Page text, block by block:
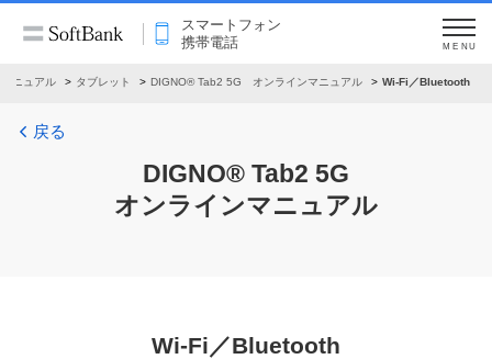
スマートフォン
携帯電話
MENU
ニュアル タブレット DIGNO® Tab2 5G オンラインマニュアル Wi-Fi／Bluetooth
戻る
DIGNO® Tab2 5G
オンラインマニュアル
Wi-Fi／Bluetooth